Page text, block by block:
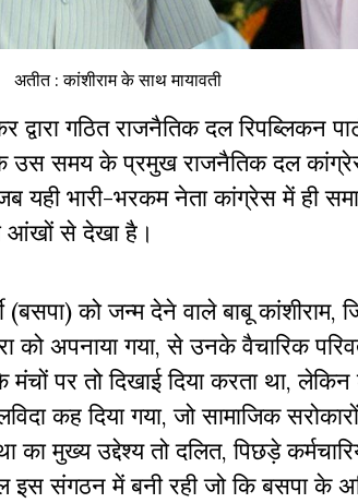
अतीत : कांशीराम के साथ मायावती
गठित राजनैतिक दल रिपब्लिकन
उस समय के प्रमुख राजनैतिक दल
यही भारी-भरकम नेता कांग्रेस में ही
आंखों से देखा है।
को जन्म देने वाले बाबू कांशीराम,
को अपनाया गया, से उनके वैचारिक
मंचों पर तो दिखाई दिया करता था,
कह दिया गया, जो सामाजिक
मुख्य उद्देश्य तो दलित, पिछड़े
इस संगठन में बनी रही जो कि बसपा के